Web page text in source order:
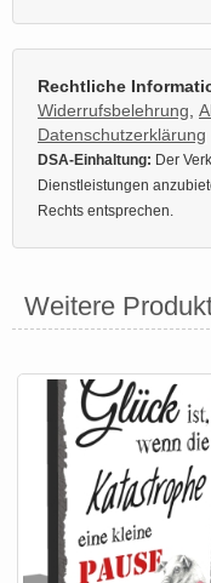
Rechtliche
Widerrufsbelehrung
Datenschutzerklärung
DSA-Einhaltung: Der
Dienstleistungen
Rechts entsprechen.
Weitere